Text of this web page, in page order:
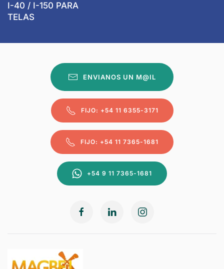
I-40 / I-150 PARA
TELAS
ENVIANOS UN M@IL
FIJO: +54 11 6355-3171
FIJO: +54 11 7365-1681
+54 9 11 7365-1681